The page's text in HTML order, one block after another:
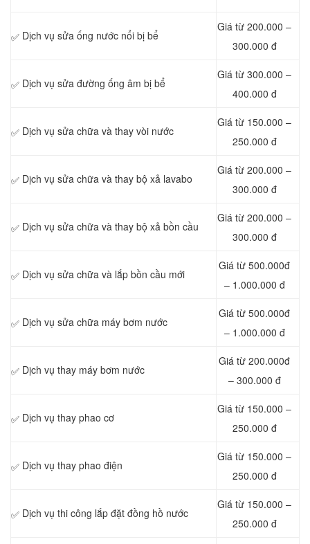
✅ Dịch vụ sửa ống nước nổi bị bể
Giá từ 200.000 –
300.000 đ
✅ Dịch vụ sửa đường ống âm bị bể
Giá từ 300.000 –
400.000 đ
✅ Dịch vụ sửa chữa và thay vòi nước
Giá từ 150.000 –
250.000 đ
✅ Dịch vụ sửa chữa và thay bộ xả lavabo
Giá từ 200.000 –
300.000 đ
✅ Dịch vụ sửa chữa và thay bộ xả bồn cầu
Giá từ 200.000 –
300.000 đ
✅ Dịch vụ sửa chữa và lắp bồn cầu mới
Giá từ 500.000đ
– 1.000.000 đ
✅ Dịch vụ sửa chữa máy bơm nước
Giá từ 500.000đ
– 1.000.000 đ
✅ Dịch vụ thay máy bơm nước
Giá từ 200.000đ
– 300.000 đ
✅ Dịch vụ thay phao cơ
Giá từ 150.000 –
250.000 đ
✅ Dịch vụ thay phao điện
Giá từ 150.000 –
250.000 đ
✅ Dịch vụ thi công lắp đặt đồng hồ nước
Giá từ 150.000 –
250.000 đ